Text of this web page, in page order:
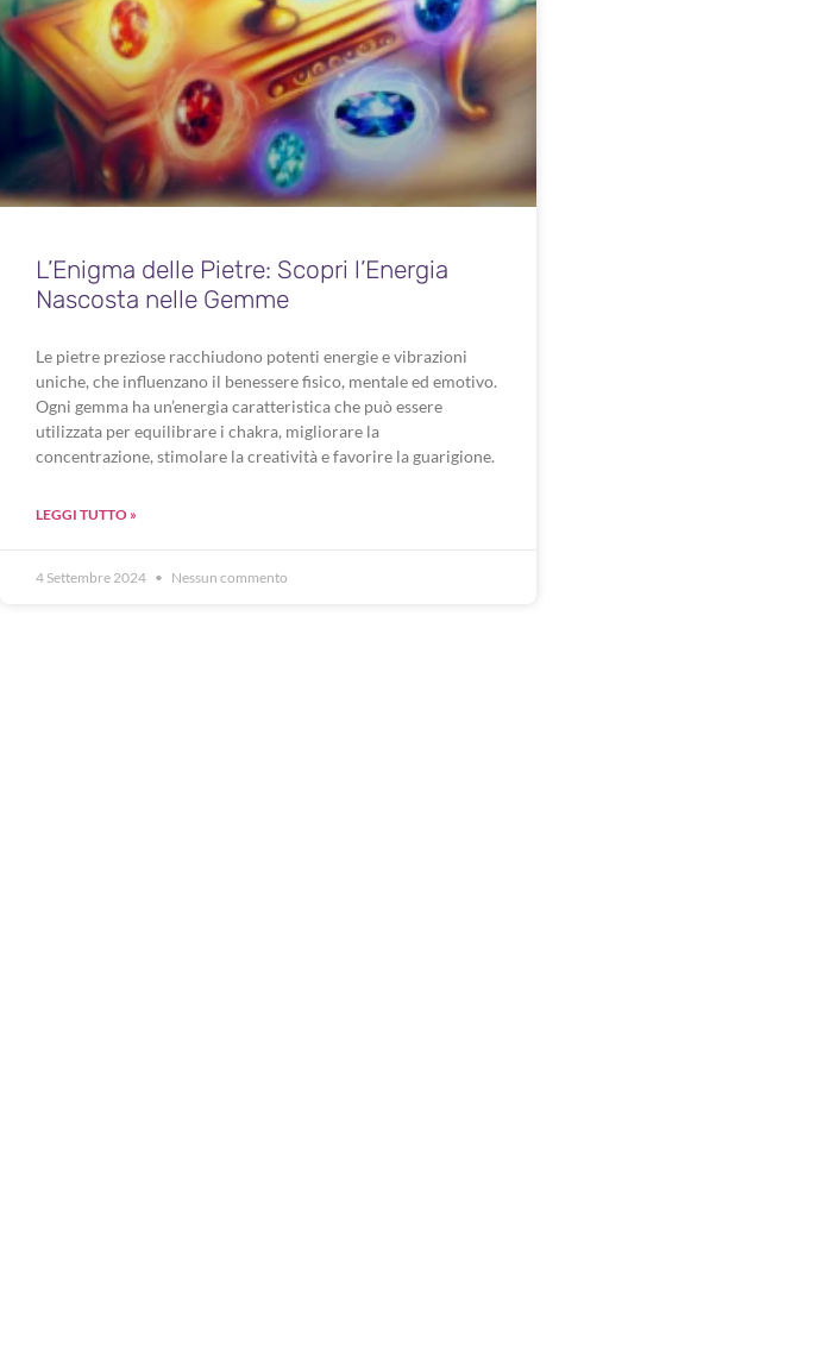
L’Enigma delle Pietre: Scopri l’Energia
Nascosta nelle Gemme
Le pietre preziose racchiudono potenti energie e vibrazioni
uniche, che influenzano il benessere fisico, mentale ed emotivo.
Ogni gemma ha un’energia caratteristica che può essere
utilizzata per equilibrare i chakra, migliorare la
concentrazione, stimolare la creatività e favorire la guarigione.
LEGGI TUTTO »
4 Settembre 2024 Nessun commento